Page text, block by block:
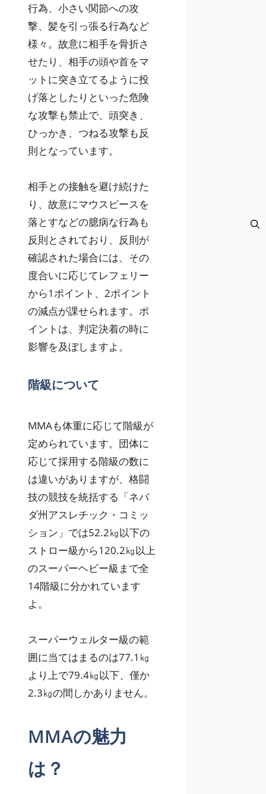
行為、小さい関節への攻
撃、髪を引っ張る行為など
様々。故意に相手を骨折さ
せたり、相手の頭や首をマ
ットに突き立てるように投
げ落としたりといった危険
な攻撃も禁止で、頭突き、
ひっかき、つねる攻撃も反
則となっています。
相手との接触を避け続けた
り、故意にマウスピースを
落とすなどの臆病な行為も
反則とされており、反則が
確認された場合には、その
度合いに応じてレフェリー
から1ポイント、2ポイント
の減点が課せられます。ポ
イントは、判定決着の時に
影響を及ぼしますよ。
階級について
MMAも体重に応じて階級が
定められています。団体に
応じて採用する階級の数に
は違いがありますが、格闘
技の競技を統括する「ネバ
ダ州アスレチック・コミッ
ション」では52.2㎏以下の
ストロー級から120.2㎏以上
のスーパーヘビー級まで全
14階級に分かれています
よ。
スーパーウェルター級の範
囲に当てはまるのは77.1㎏
より上で79.4㎏以下、僅か
2.3㎏の間しかありません。
MMAの魅力
は？